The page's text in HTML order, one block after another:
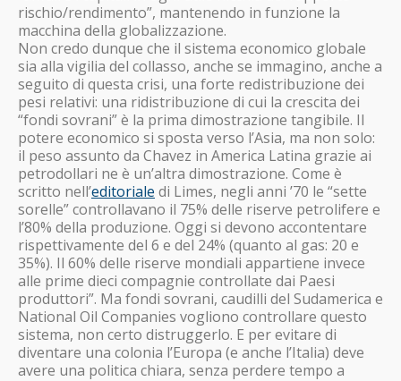
rischio/rendimento”, mantenendo in funzione la
macchina della globalizzazione.
Non credo dunque che il sistema economico globale
sia alla vigilia del collasso, anche se immagino, anche a
seguito di questa crisi, una forte redistribuzione dei
pesi relativi: una ridistribuzione di cui la crescita dei
“fondi sovrani” è la prima dimostrazione tangibile. Il
potere economico si sposta verso l’Asia, ma non solo:
il peso assunto da Chavez in America Latina grazie ai
petrodollari ne è un’altra dimostrazione. Come è
scritto nell’editoriale di Limes, negli anni ’70 le “sette
sorelle” controllavano il 75% delle riserve petrolifere e
l’80% della produzione. Oggi si devono accontentare
rispettivamente del 6 e del 24% (quanto al gas: 20 e
35%). Il 60% delle riserve mondiali appartiene invece
alle prime dieci compagnie controllate dai Paesi
produttori”. Ma fondi sovrani, caudilli del Sudamerica e
National Oil Companies vogliono controllare questo
sistema, non certo distruggerlo. E per evitare di
diventare una colonia l’Europa (e anche l’Italia) deve
avere una politica chiara, senza perdere tempo a